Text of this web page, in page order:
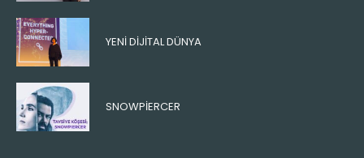
YENI DIJITAL DÜNYA
SNOWPIERCER